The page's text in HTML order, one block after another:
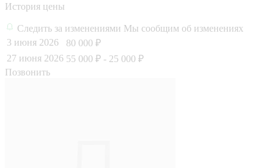
История цены
Следить за изменениями Мы сообщим об изменениях
3 июня 2026
80 000 ₽
27 июня 2026 55 000 ₽ - 25 000 ₽
Позвонить